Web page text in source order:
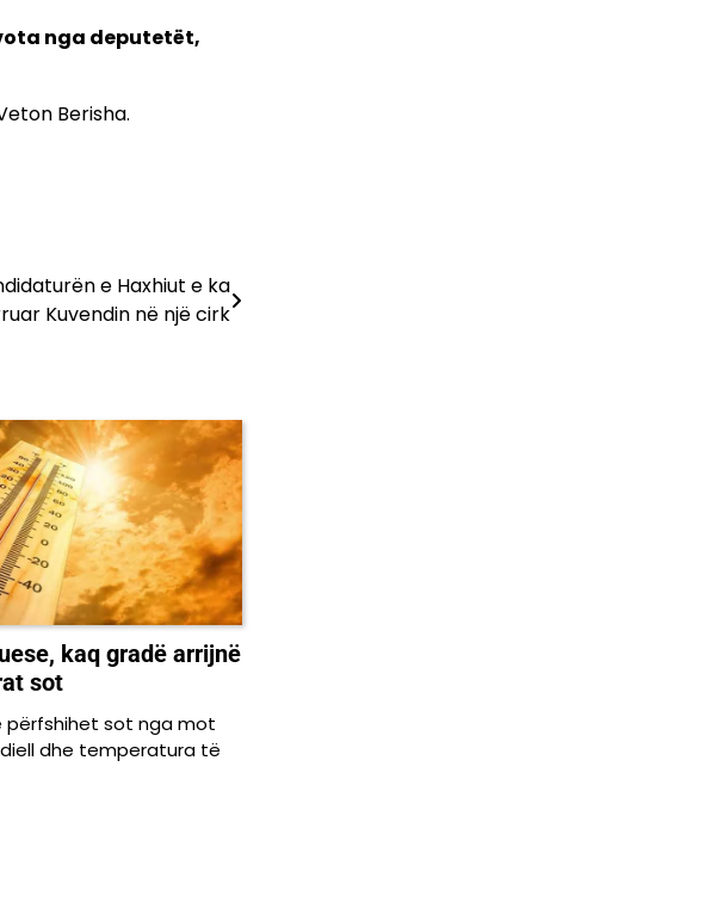
nga deputetët,
Berisha.
e Haxhiut e ka
Kuvendin në një cirk
kaq gradë arrijnë
sot
përfshihet sot nga mot
dhe temperatura të